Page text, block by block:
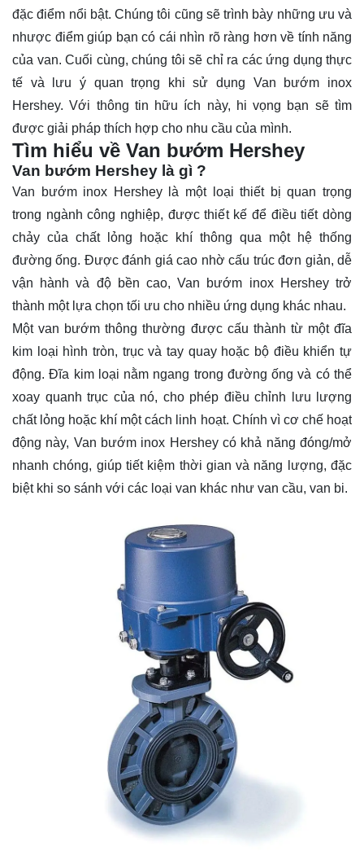
đặc điểm nổi bật. Chúng tôi cũng sẽ trình bày những ưu và
nhược điểm giúp bạn có cái nhìn rõ ràng hơn về tính năng
của van. Cuối cùng, chúng tôi sẽ chỉ ra các ứng dụng thực
tế và lưu ý quan trọng khi sử dụng Van bướm inox
Hershey. Với thông tin hữu ích này, hi vọng bạn sẽ tìm
được giải pháp thích hợp cho nhu cầu của mình.
Tìm hiểu về Van bướm Hershey
Van bướm Hershey là gì ?
Van bướm inox Hersheylà một loại thiết bị quan trọng
trong ngành công nghiệp, được thiết kế để điều tiết dòng
chảy của chất lỏng hoặc khí thông qua một hệ thống
đường ống. Được đánh giá cao nhờ cấu trúc đơn giản, dễ
vận hành và độ bền cao, Van bướm inox Hershey trở
thành một lựa chọn tối ưu cho nhiều ứng dụng khác nhau.
Một van bướm thông thường được cấu thành từ một đĩa
kim loại hình tròn, trục và tay quay hoặc bộ điều khiển tự
động. Đĩa kim loại nằm ngang trong đường ống và có thể
xoay quanh trục của nó, cho phép điều chỉnh lưu lượng
chất lỏng hoặc khí một cách linh hoạt. Chính vì cơ chế hoạt
động này, Van bướm inox Hershey có khả năng đóng/mở
nhanh chóng, giúp tiết kiệm thời gian và năng lượng, đặc
biệt khi so sánh với các loại van khác như van cầu, van bi.